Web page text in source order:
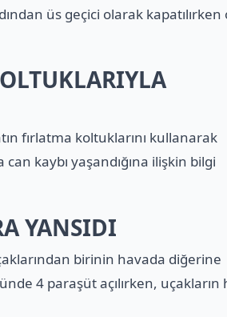
üs geçici olarak kapatılırken
fırlatma koltuklarını kullanarak
kaybı yaşandığına ilişkin bilgi
YANSIDI
birinin havada diğerine
4 paraşüt açılırken, uçakların